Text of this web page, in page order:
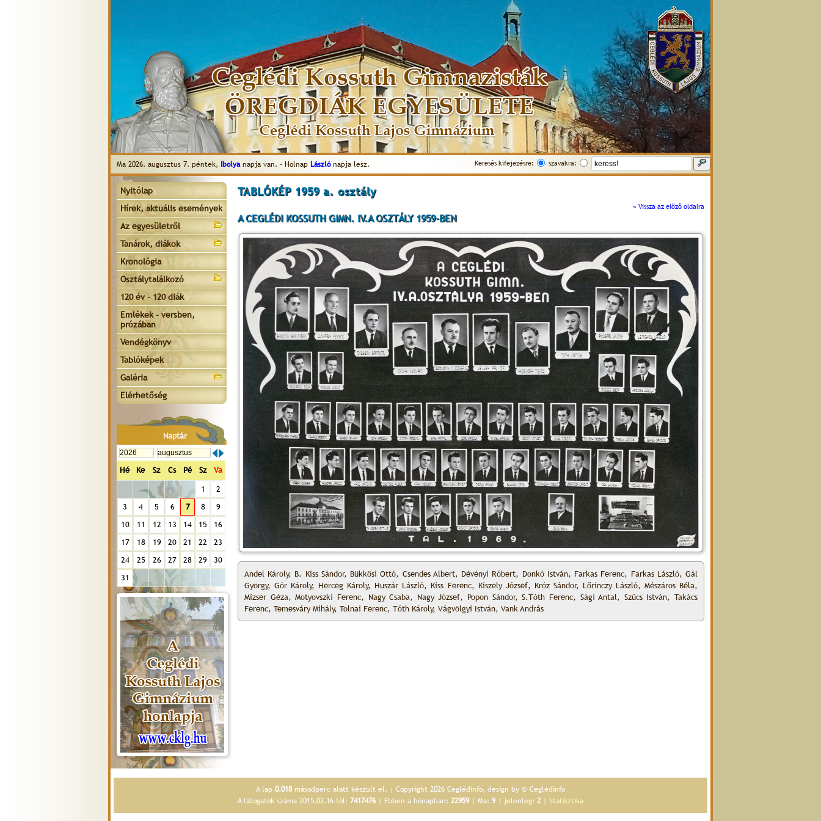
Ma 2026. augusztus 7. péntek, Ibolyanapja van. - Holnap Lászlónapja lesz. Keresés kifejezésre: szavakra:
Nyitólap
Hírek, aktuális események
Az egyesületről
Tanárok, diákok
Kronológia
Osztálytalálkozó
120 év - 120 diák
Emlékek - versben,
prózában
Vendégkönyv
Tablóképek
Galéria
Elérhetőség
Naptár
Hé Ke Sz Cs Pé Sz Va
1
2
3
4 5 6 7 8
9
10
11 12 13 14 15
16
17
18 19 20 21 22
23
24
25 26 27 28 29
30
31
TABLÓKÉP 1959 a. osztály
« Vissza az előző oldalra
A CEGLÉDI KOSSUTH GIMN. IV.A OSZTÁLY 1959-BEN
Andel Károly, B. Kiss Sándor, Bükkösi Ottó, Csendes Albert, Dévényi Róbert, Donkó István, Farkas Ferenc, Farkas László, Gál
György, Gór Károly, Herceg Károly, Huszár László, Kiss Ferenc, Kiszely József, Króz Sándor, Lőrinczy László, Mészáros Béla,
Mizser Géza, Motyovszki Ferenc, Nagy Csaba, Nagy József, Popon Sándor, S.Tóth Ferenc, Sági Antal, Szűcs István, Takács
Ferenc, Temesváry Mihály, Tolnai Ferenc, Tóth Károly, Vágvölgyi István, Vank András
A lap 0.018másodperc alatt készült el. | Copyright 2026 Ceglédinfo, design by © Ceglédinfo
A látogatók száma 2015.02.16-tól: 7417476| Ebben a hónapban: 22959| Ma: 9| jelenleg: 2 | Statisztika